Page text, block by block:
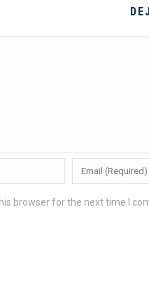
browser for the next time I